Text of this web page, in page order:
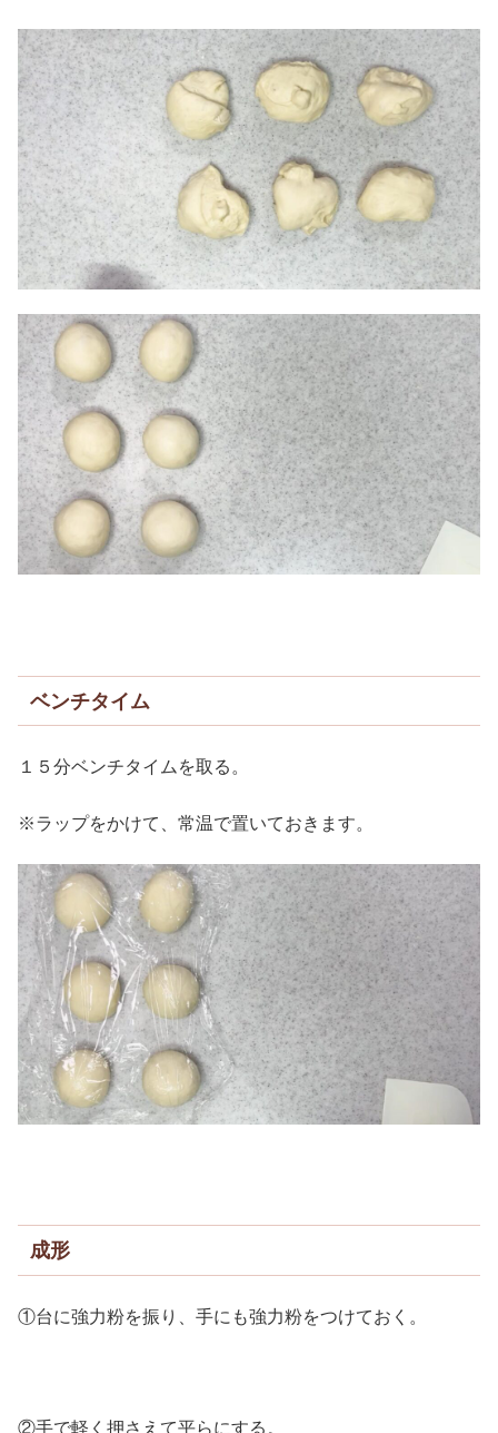
ベンチタイム
１５分ベンチタイムを取る。
※ラップをかけて、常温で置いておきます。
成形
①台に強力粉を振り、手にも強力粉をつけておく。
②手で軽く押さえて平らにする。